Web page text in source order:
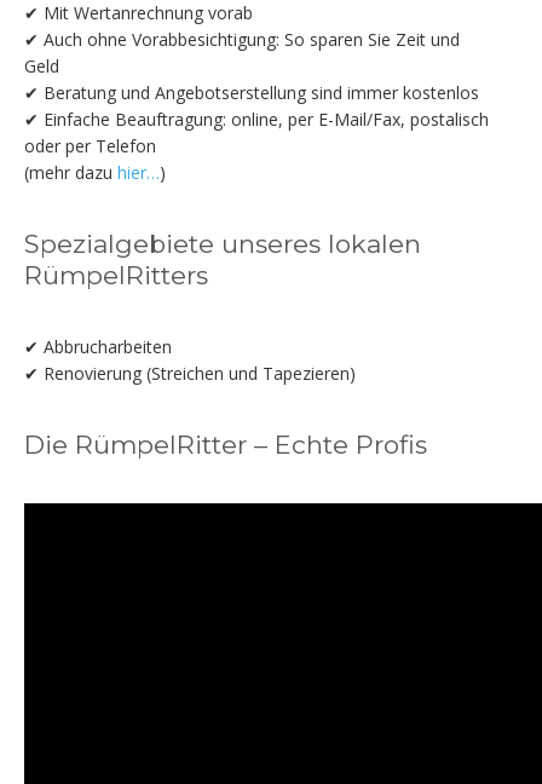
✔ Mit Wertanrechnung vorab
✔ Auch ohne Vorabbesichtigung: So sparen Sie Zeit und
Geld
✔ Beratung und Angebotserstellung sind immer kostenlos
✔ Einfache Beauftragung: online, per E-Mail/Fax, postalisch
oder per Telefon
(mehr dazu hier…)
Spezialgebiete unseres lokalen
RümpelRitters
✔ Abbrucharbeiten
✔ Renovierung (Streichen und Tapezieren)
Die RümpelRitter – Echte Profis